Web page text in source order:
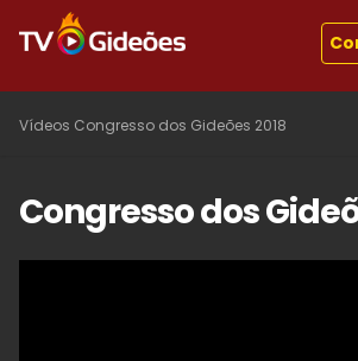
Vídeos Congresso dos Gideões 2018
Congresso dos